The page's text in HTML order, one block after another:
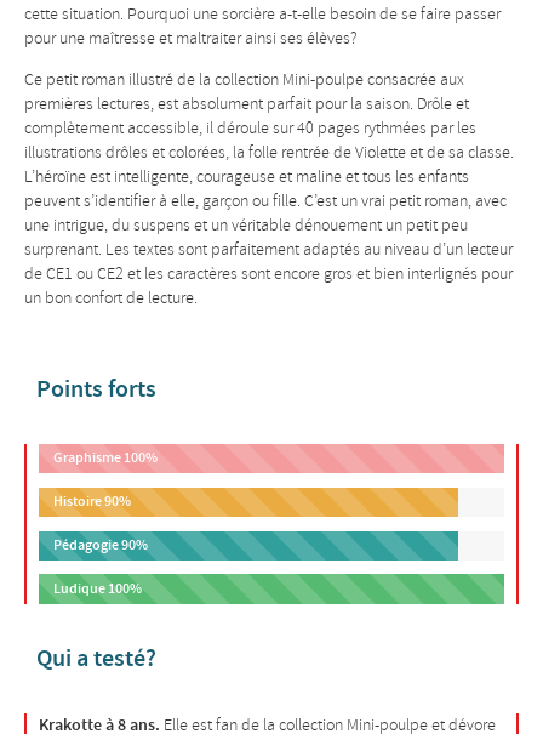
cette situation. Pourquoi une sorcière a-t-elle besoin de se faire passer
pour une maîtresse et maltraiter ainsi ses élèves?
Ce petit roman illustré de la collection Mini-poulpe consacrée aux
premières lectures, est absolument parfait pour la saison. Drôle et
complètement accessible, il déroule sur 40 pages rythmées par les
illustrations drôles et colorées, la folle rentrée de Violette et de sa classe.
L’héroïne est intelligente, courageuse et maline et tous les enfants
peuvent s’identifier à elle, garçon ou fille. C’est un vrai petit roman, avec
une intrigue, du suspens et un véritable dénouement un petit peu
surprenant. Les textes sont parfaitement adaptés au niveau d’un lecteur
de CE1 ou CE2 et les caractères sont encore gros et bien interlignés pour
un bon confort de lecture.
Points forts
Graphisme100%
Histoire90%
Pédagogie90%
Ludique100%
Qui a testé?
Krakotte à 8 ans. Elle est fan de la collection Mini-poulpe et dévore